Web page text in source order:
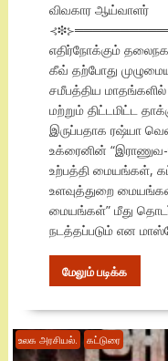
விவகார ஆய்வாளர்
எதிர்நோக்கும்
கீவ் தற்போது
சமீபத்திய
மற்றும் திட்டமிட்ட
இருப்பதாக ரஷ்யா
உக்ரைனின்
உற்பத்தி மையங்கள்,
உளவுத்துறை மையங்கள்
மையங்கள்” மீது
நடத்தப்படும் என
மேலும் படிக்க
உலக அரசியல். கட்டுரை